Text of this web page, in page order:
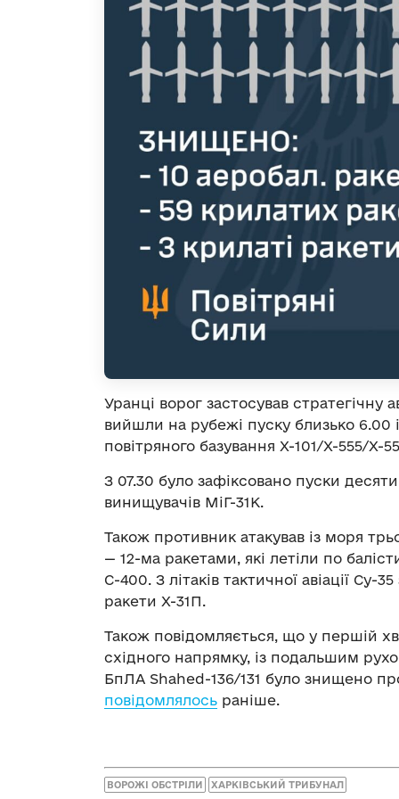
Уранці ворог застосував стратегічну
вийшли на рубежі пуску близько
повітряного базування Х-101/Х-555/Х-
З 07.30 було зафіксовано пуски
винищувачів МіГ-31К.
Також противник атакував із моря
— 12-ма ракетами, які летіли по
С-400. З літаків тактичної авіації Су-
ракети Х-31П.
Також повідомляється, що у першій
східного напрямку, із подальшим
БпЛА Shahed-136/131 було знищено
повідомлялось раніше.
ВОРОЖІ ОБСТРІЛИ ХАРКІВСЬКИЙ ТРИБУНАЛ